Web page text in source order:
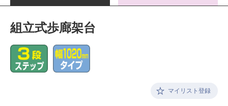
組立式歩廊架台
マイリスト登録